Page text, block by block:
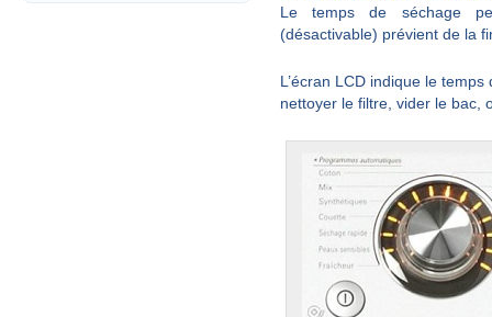
Le temps de séchage
(désactivable) prévient de la
L’écran LCD indique le
nettoyer le filtre, vider le bac,